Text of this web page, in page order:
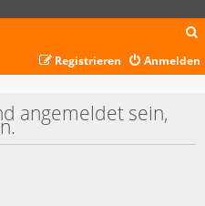
c
Anmelden
Registrieren
angemeldet sein,